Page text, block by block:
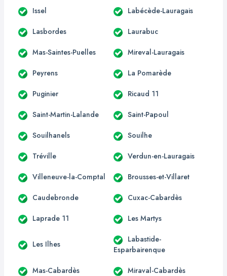
Issel Labécède-Lauragais
Lasbordes Laurabuc
Mas-Saintes-Puelles Mireval-Lauragais
Peyrens La Pomarède
Puginier Ricaud 11
Saint-Martin-Lalande Saint-Papoul
Souilhanels Souilhe
Tréville Verdun-en-Lauragais
Villeneuve-la-Comptal Brousses-et-Villaret
Caudebronde Cuxac-Cabardès
Laprade 11 Les Martys
Les Ilhes
Labastide-
Esparbairenque
Mas-Cabardès Miraval-Cabardès